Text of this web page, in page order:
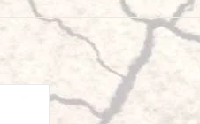
Overvoltage Protection
Secondary Amperage Rating (A)
Secondary Brightness (Lumens)